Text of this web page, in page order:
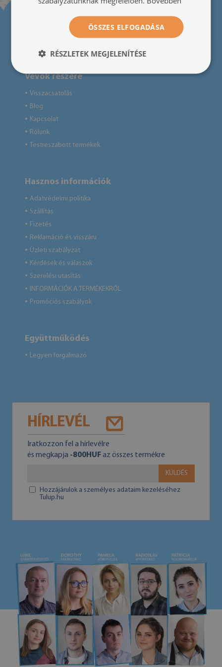
Vevők részére
● Visszacsatolás
● Blog
● Kapcsolat
● Rólunk
● Testreszabott termékek
Hasznos információk
● Adatvédelmi politika
● Szállítás
● Fizetés
● Reklamáció és visszáru
● Üzleti szabályzat
● Kérdések és válaszok
● Szerelési utasítás
● INFORMÁCIÓK A TERMÉKEKRŐL
● Promóciós szabályok
Együttműködés
● Legyen forgalmazó
HÍRLEVÉL
Iratkozzon fel a hírlevélre
és megkapja -800HUFaz összes termékre
KÜLDÉS
Hozzájárulok a személyes adataim kezeléséhez
Tulup.hu
ÖSSZES ELFOGADÁSA
RÉSZLETEK MEGJELENÍTÉSE